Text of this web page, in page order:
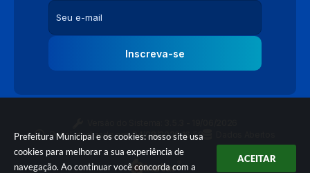
Prefeitura Municipal e os cookies: nosso site usa
cookies para melhorar a sua experiência de
navegação. Ao continuar você concorda com a
ACEITAR
Inscreva-se
Portal atualizado em:04/08/2026 16:58